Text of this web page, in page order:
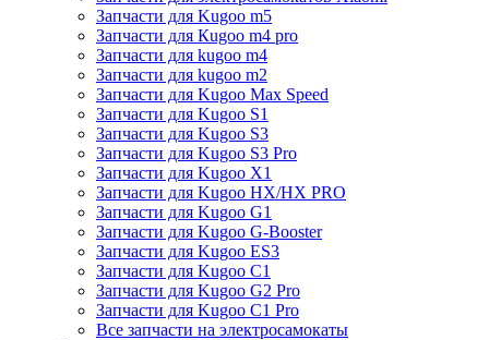
Запчасти для Kugoo m5
Запчасти для Кugoo m4 pro
Запчасти для kugoo m4
Запчасти для kugoo m2
Запчасти для Kugoo Max Speed
Запчасти для Kugoo S1
Запчасти для Kugoo S3
Запчасти для Kugoo S3 Pro
Запчасти для Kugoo X1
Запчасти для Kugoo HX/HX PRO
Запчасти для Kugoo G1
Запчасти для Kugoo G-Booster
Запчасти для Kugoo ES3
Запчасти для Kugoo C1
Запчасти для Kugoo G2 Pro
Запчасти для Kugoo C1 Pro
Все запчасти на электросамокаты